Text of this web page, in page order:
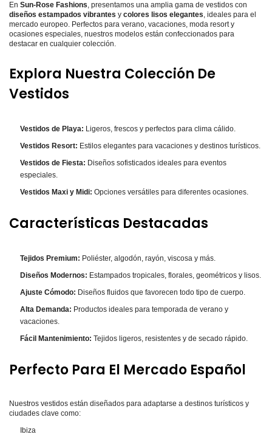
En Sun-Rose Fashions, presentamos una amplia gama de vestidos con
diseños estampados vibrantes y colores lisos elegantes, ideales para el
mercado europeo. Perfectos para verano, vacaciones, moda resort y
ocasiones especiales, nuestros modelos están confeccionados para
destacar en cualquier colección.
Explora Nuestra Colección De
Vestidos
Vestidos de Playa: Ligeros, frescos y perfectos para clima cálido.
Vestidos Resort: Estilos elegantes para vacaciones y destinos turísticos.
Vestidos de Fiesta: Diseños sofisticados ideales para eventos
especiales.
Vestidos Maxi y Midi: Opciones versátiles para diferentes ocasiones.
Características Destacadas
Tejidos Premium: Poliéster, algodón, rayón, viscosa y más.
Diseños Modernos: Estampados tropicales, florales, geométricos y lisos.
Ajuste Cómodo: Diseños fluidos que favorecen todo tipo de cuerpo.
Alta Demanda: Productos ideales para temporada de verano y
vacaciones.
Fácil Mantenimiento: Tejidos ligeros, resistentes y de secado rápido.
Perfecto Para El Mercado Español
Nuestros vestidos están diseñados para adaptarse a destinos turísticos y
ciudades clave como:
Ibiza